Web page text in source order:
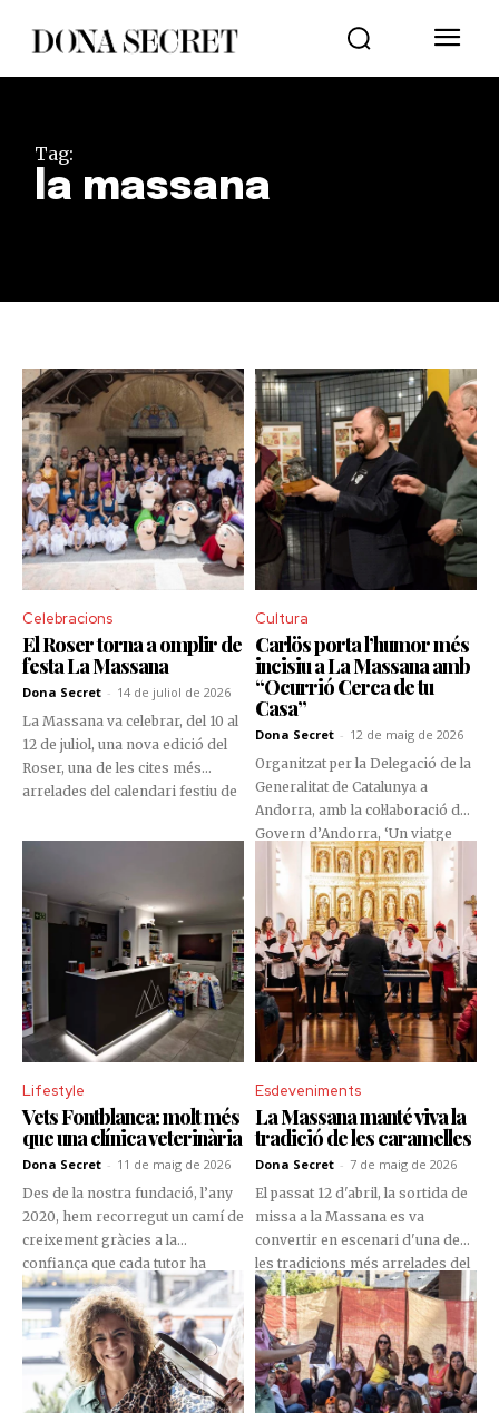
Tag:
la massana
Celebracions
El Roser torna a omplir de
festa La Massana
Dona Secret - 14 de juliol de 2026
La Massana va celebrar, del 10 al
12 de juliol, una nova edició del
Roser, una de les cites més
arrelades del calendari festiu de
jornades, veïns i visitants van
propostes per a totes les edats,
organitzat per la Comissió de
Festes de la Massana.
Cultura
Carlös porta l’humor més
incisiu a La Massana amb
“Ocurrió Cerca de tu
Casa”
Dona Secret - 12 de maig de 2026
Organitzat per la Delegació de la
Generalitat de Catalunya a
Andorra, amb la col·laboració del
Govern d’Andorra, ‘Un viatge
pels sentits’ va aplegar prop d’un
centenar de persones a la Sala
d’Exposicions del Govern, en
una proposta cultural que va
fusionar música i gastronomia
per celebrar Sant Jordi.
Lifestyle
Vets Fontblanca: molt més
que una clínica veterinària
Dona Secret - 11 de maig de 2026
Des de la nostra fundació, l’any
2020, hem recorregut un camí de
creixement gràcies a la
confiança que cada tutor ha
dipositat en nosaltres. Els
gossos, gats i altres animals que
formen part del nostre dia a dia
han deixat de ser simples
acompanyants per convertir-se
en membres de ple dret de les
Esdeveniments
La Massana manté viva la
tradició de les caramelles
Dona Secret - 7 de maig de 2026
El passat 12 d'abril, la sortida de
missa a la Massana es va
convertir en escenari d'una de
les tradicions més arrelades del
calendari, la cantada de
caramelles. Integrants de la coral
Sant Antoni de la Massana i de
Sant Miquel d'Encamp es van
reunir per donar veu a una
celebració que manté viu el vincle